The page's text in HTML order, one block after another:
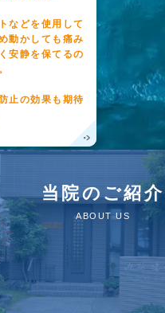
などを使用して
動かしても痛み
安静を保てるの
止の効果も期待
当院のご紹介
ABOUT US